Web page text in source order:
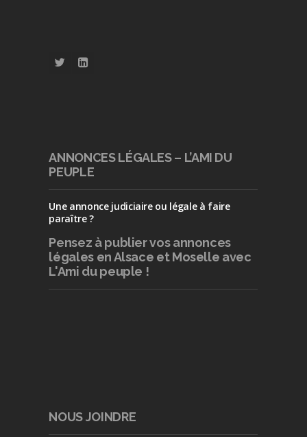
ANNONCES LÉGALES – L’AMI DU
PEUPLE
Une annonce judiciaire ou légale à faire
paraître ?
Pensez à publiervos annonces
légales en Alsace et Moselle avec
L'Ami du peuple !
NOUS JOINDRE